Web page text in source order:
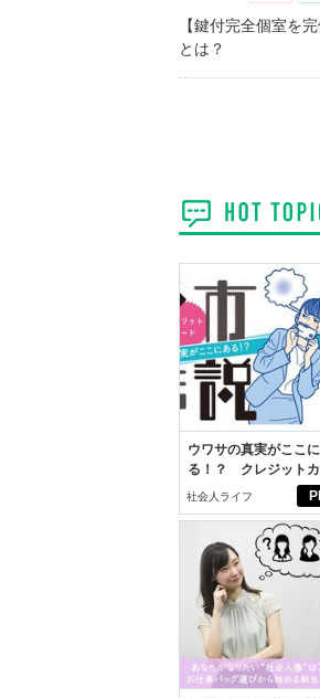
【鍵付完全個室を
とは？
ウワサの真実がここ
る！？ クレジット
ドの都市伝説
社会人ライフ